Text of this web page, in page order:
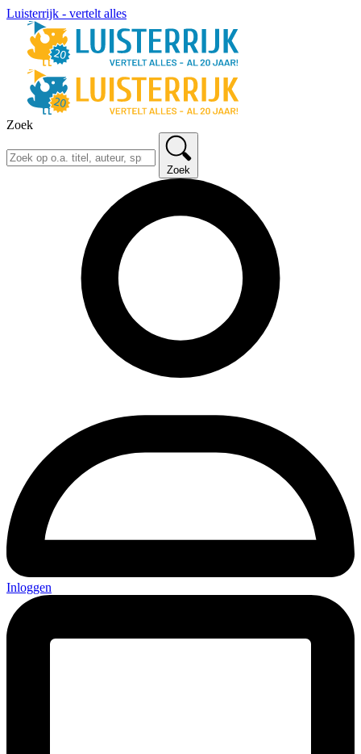
Luisterrijk - vertelt alles
Zoek
Zoek
Inloggen